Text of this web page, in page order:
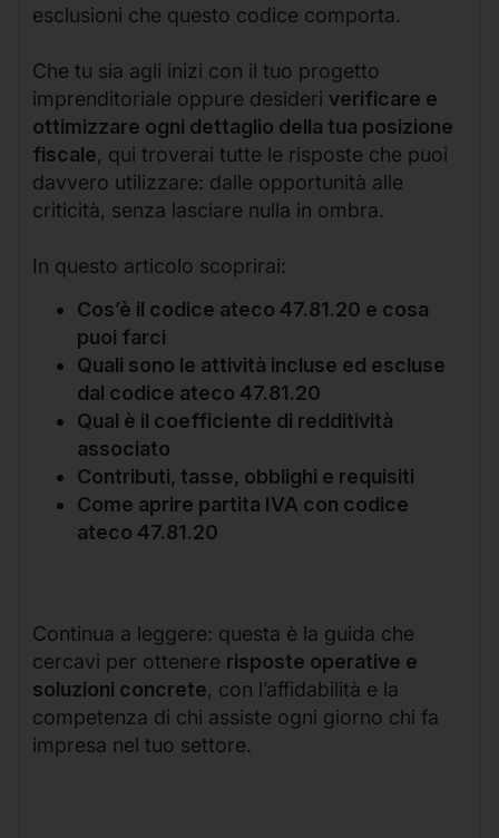
esclusioni che questo codice comporta.
Che tu sia agli inizi con il tuo progetto
imprenditoriale oppure desideri verificare e
ottimizzare ogni dettaglio della tua posizione
fiscale, qui troverai tutte le risposte che puoi
davvero utilizzare: dalle opportunità alle
criticità, senza lasciare nulla in ombra.
In questo articolo scoprirai:
Cos’è il codice ateco 47.81.20 e cosa
puoi farci
Quali sono le attività incluse ed escluse
dal codice ateco 47.81.20
Qual è il coefficiente di redditività
associato
Contributi, tasse, obblighi e requisiti
Come aprire partita IVA con codice
ateco 47.81.20
Continua a leggere: questa è la guida che
cercavi per ottenere risposte operative e
soluzioni concrete, con l’affidabilità e la
competenza di chi assiste ogni giorno chi fa
impresa nel tuo settore.